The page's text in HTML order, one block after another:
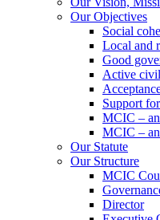
Our Objectives
Social
Local and
Good
Active
Support
MCIC –
MCIC –
Our Statute
Our Structure
MCIC
Director